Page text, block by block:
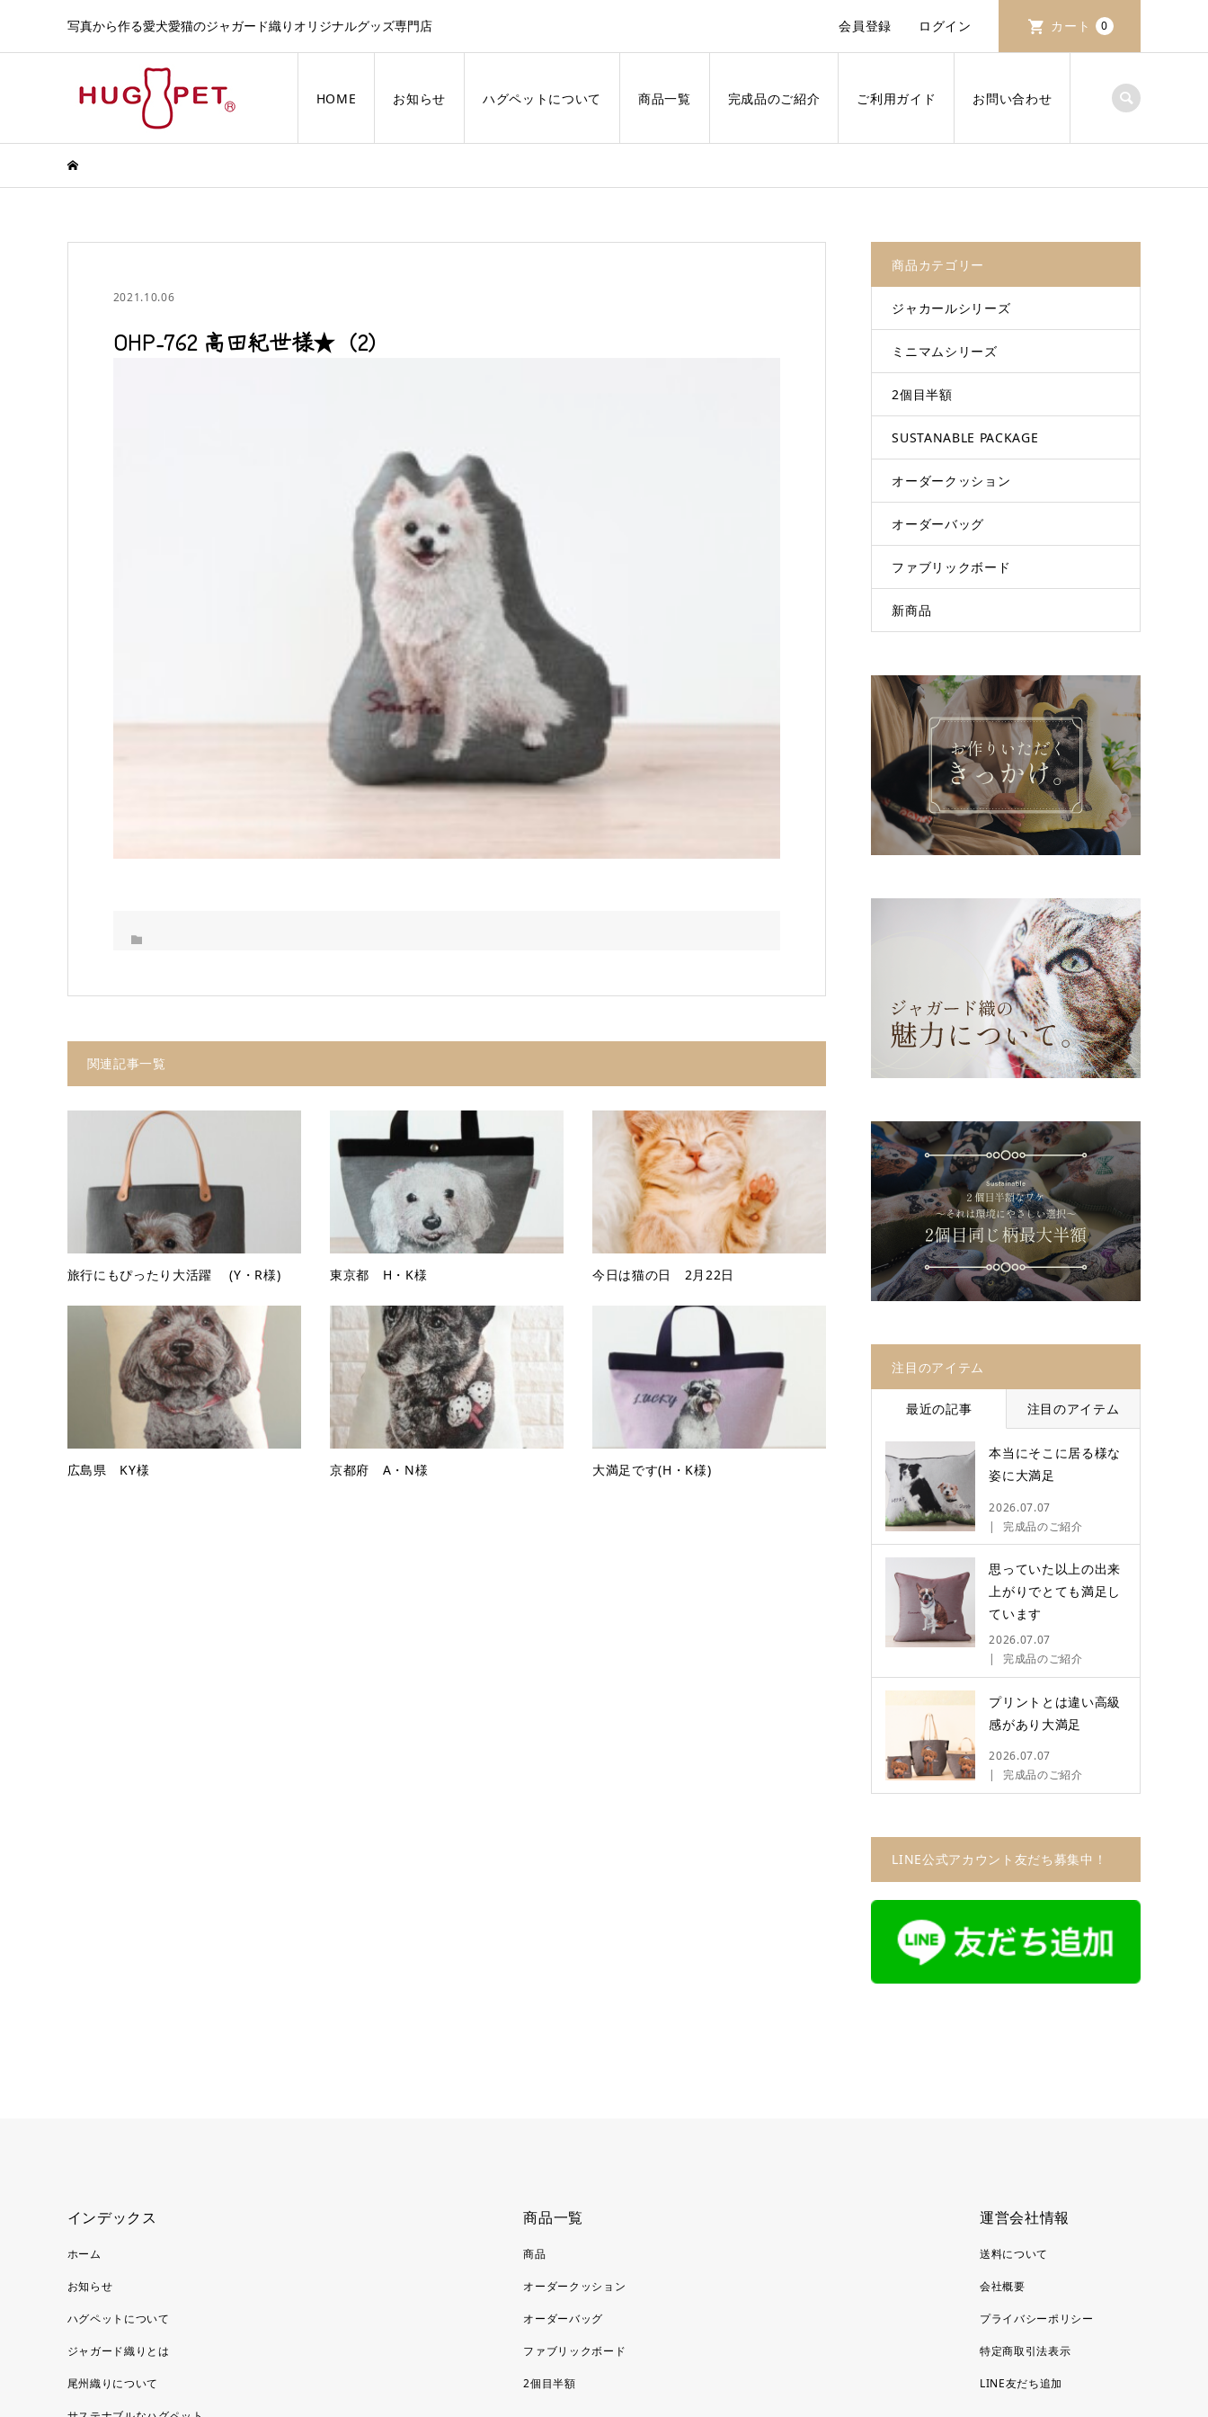
写真から作る愛犬愛猫のジャガード織りオリジナルグッズ専門店 会員登録 ログイン カート 0
HOME お知らせ ハグペットについて 商品一覧 完成品のご紹介 ご利用ガイド お問い合わせ
2021.10.06
OHP-762 高田紀世様★（2）
関連記事一覧
旅行にもぴったり大活躍 (Y・R様) 東京都 H・K様 今日は猫の日 2月22日
広島県 KY様 京都府 A・N様 大満足です(H・K様)
商品カテゴリー
ジャカールシリーズ
ミニマムシリーズ
2個目半額
SUSTANABLE PACKAGE
オーダークッション
オーダーバッグ
ファブリックボード
新商品
注目のアイテム
最近の記事 注目のアイテム
本当にそこに居る様な
姿に大満足
2026.07.07
完成品のご紹介
思っていた以上の出来
上がりでとても満足し
ています
2026.07.07
完成品のご紹介
プリントとは違い高級
感があり大満足
2026.07.07
完成品のご紹介
LINE公式アカウント友だち募集中！
インデックス
ホーム
お知らせ
ハグペットについて
ジャガード織りとは
尾州織りについて
商品一覧
商品
オーダークッション
オーダーバッグ
ファブリックボード
2個目半額
運営会社情報
送料について
会社概要
プライバシーポリシー
特定商取引法表示
LINE友だち追加